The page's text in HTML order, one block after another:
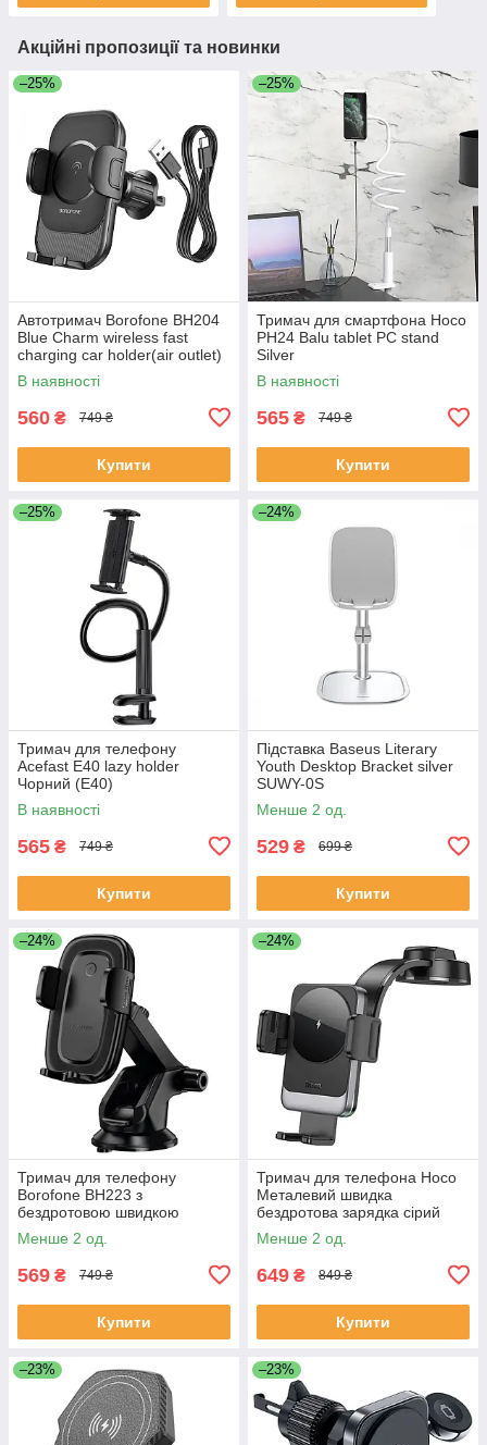
Акційні пропозиції та новинки
–25%
Автотримач Borofone BH204
Blue Charm wireless fast
charging car holder(air outlet)
Black
В наявності
560 ₴ 749 ₴
Купити
–25%
Тримач для смартфона Hoco
PH24 Balu tablet PC stand
Silver
В наявності
565 ₴ 749 ₴
Купити
–25%
Тримач для телефону
Acefast E40 lazy holder
Чорний (E40)
В наявності
565 ₴ 749 ₴
Купити
–24%
Підставка Baseus Literary
Youth Desktop Bracket silver
SUWY-0S
Менше 2 од.
529 ₴ 699 ₴
Купити
–24%
Тримач для телефону
Borofone BH223 з
бездротовою швидкою
зарядкою Чорний (BH223)
Менше 2 од.
569 ₴ 749 ₴
Купити
–24%
Тримач для телефона Hoco
Металевий швидка
бездротова зарядка сірий
(HW14)
Менше 2 од.
649 ₴ 849 ₴
Купити
–23% –23%